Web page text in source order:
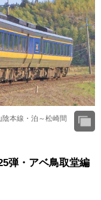
本線・泊～松崎間
弾・アベ鳥取堂編